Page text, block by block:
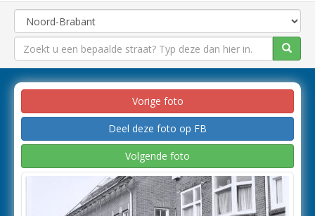
Vorige foto
Deel deze foto op FB
Volgende foto